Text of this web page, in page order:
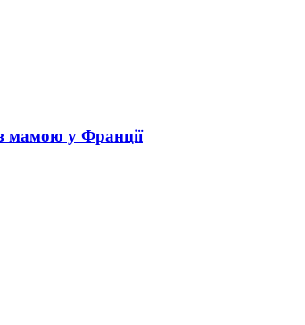
мамою у Франції